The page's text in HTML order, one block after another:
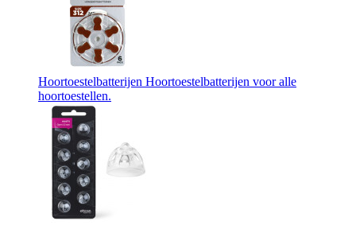
Hoortoestelbatterijen Hoortoestelbatterijen voor alle
hoortoestellen.